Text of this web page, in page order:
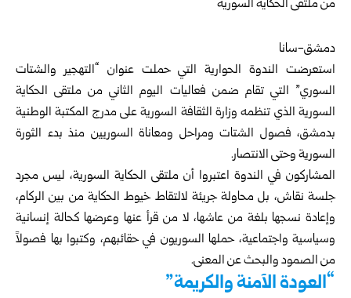
دمشق-سانا
استعرضت الندوة الحوارية التي حملت عنوان “التهجير والشتات
السوري” التي تقام ضمن فعاليات اليوم الثاني من ملتقى الحكاية
السورية الذي تنظمه وزارة الثقافة السورية على مدرج المكتبة الوطنية
بدمشق، فصول الشتات ومراحل ومعاناة السوريين منذ بدء الثورة
السورية وحتى الانتصار.
المشاركون في الندوة اعتبروا أن ملتقى الحكاية السورية، ليس مجرد
جلسة نقاش، بل محاولة جريئة لالتقاط خيوط الحكاية من بين الركام،
وإعادة نسجها بلغة من عاشها، لا من قرأ عنها وعرضها كحالة إنسانية
وسياسية واجتماعية، حملها السوريون في حقائبهم، وكتبوا بها فصولاً
من الصمود والبحث عن المعنى.
“العودة الآمنة والكريمة”